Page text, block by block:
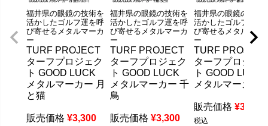
福井県の眼鏡の技術を
活かしたゴルフ運を呼
び寄せるメタルマーカ
ー
TURF PROJECT
ターフプロジェク
ト GOOD LUCK
メタルマーカー 月
と猫
販売価格 ¥3,300
福井県の眼鏡の技術を
活かしたゴルフ運を呼
び寄せるメタルマーカ
ー
TURF PROJECT
ターフプロジェク
ト GOOD LUCK
メタルマーカー 千
鳥
販売価格 ¥3,300
福井県の眼鏡の技術
活かしたゴルフ運を
び寄せるメタルマー
ー
TURF PROJECT
ターフプロジェ
ト GOOD LUCK
メタルマーカー
販売価格 ¥3,300
税込